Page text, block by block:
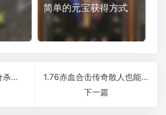
简单的元宝获得方式
古惑仔迷失仿盛大传奇杀神恶魔版本
1.76赤血合击传奇散人也能爆终极品牌
下一篇